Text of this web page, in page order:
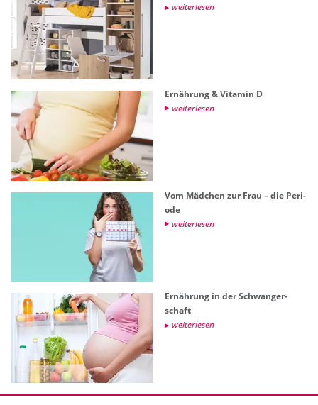
wei­ter­le­sen
Er­näh­rung & Vit­amin D
wei­ter­le­sen
Vom Mäd­chen zur Frau – die Pe­ri­
ode
wei­ter­le­sen
Er­näh­rung in der Schwan­ger­
schaft
wei­ter­le­sen